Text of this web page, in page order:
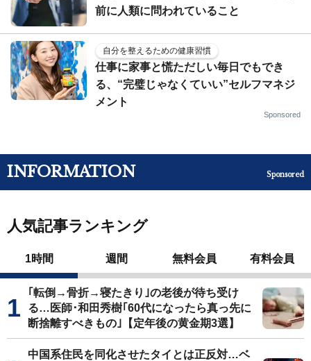
前に人類に問われていること
自分を整えるための健康習慣
仕事に家事と慌ただしい毎日でもでき
る、“完璧じゃなくていい”セルフマネジ
メント
Sponsored
INFORMATION Sponsored
人気記事ランキング
1時間 週間 無料会員 有料会員
｢転倒→骨折→寝たきり｣の老後が待ち受け
る…医師･和田秀樹｢60代になったら真っ先に
断捨離すべきもの｣【定年後の黄金期3選】
中国系住民を同化させたタイとは正反対…ベ